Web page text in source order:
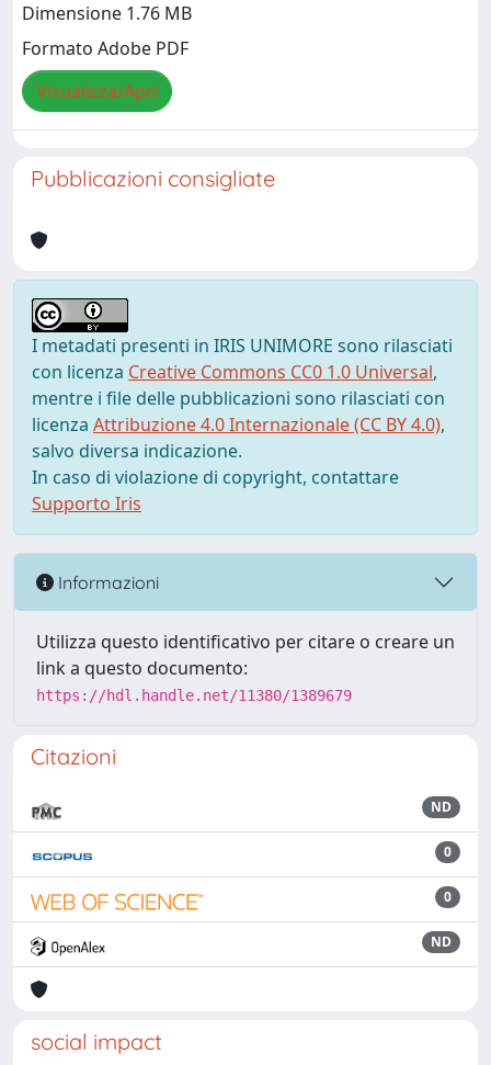
Dimensione 1.76 MB
Formato Adobe PDF
Visualizza/Apri
Pubblicazioni consigliate
I metadati presenti in IRIS UNIMORE sono rilasciati
con licenza Creative Commons CC0 1.0 Universal,
mentre i file delle pubblicazioni sono rilasciati con
licenza Attribuzione 4.0 Internazionale (CC BY 4.0),
salvo diversa indicazione.
In caso di violazione di copyright, contattare
Supporto Iris
Informazioni
Utilizza questo identificativo per citare o creare un
link a questo documento:
https://hdl.handle.net/11380/1389679
Citazioni
ND
0
0
ND
social impact